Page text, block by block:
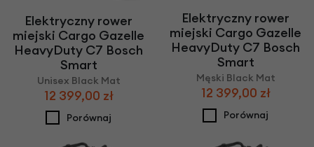
Elektryczny rower
miejski Cargo Gazelle
HeavyDuty C7 Bosch
Smart
Unisex Black Mat
12 399,00 zł
Porównaj
Elektryczny rower
miejski Cargo Gazelle
HeavyDuty C7 Bosch
Smart
Męski Black Mat
12 399,00 zł
Porównaj